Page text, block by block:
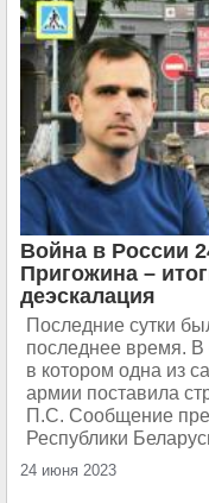
Война в России
Пригожина –
деэскалация
Последние сутки
последнее время.
в котором одна из
армии поставила
П.С. Сообщение
Республики
24 июня 2023